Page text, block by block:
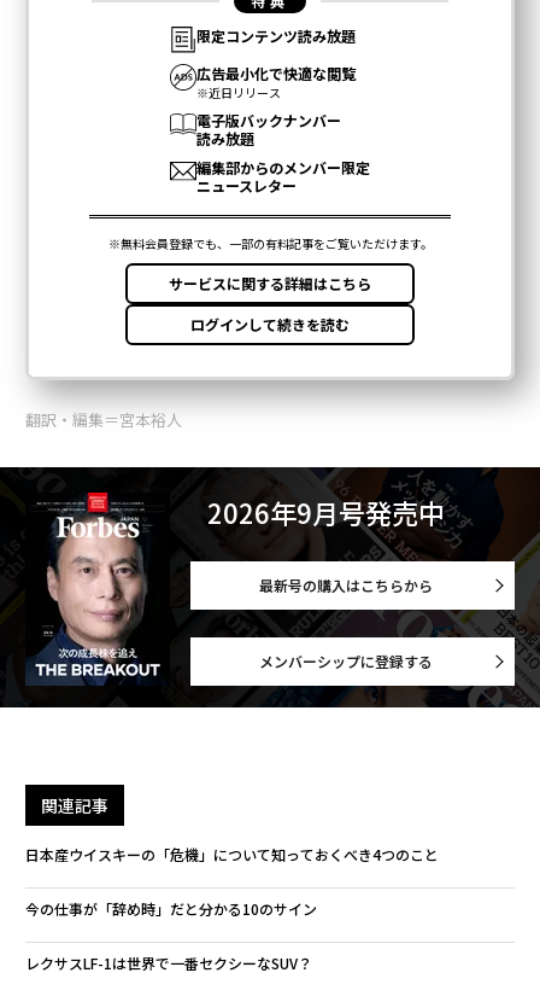
翻訳・編集＝宮本裕人
2026年9月号発売中
最新号の購入はこちらから
メンバーシップに登録する
関連記事
日本産ウイスキーの「危機」について知っておくべき4つのこと
今の仕事が「辞め時」だと分かる10のサイン
レクサスLF-1は世界で一番セクシーなSUV？